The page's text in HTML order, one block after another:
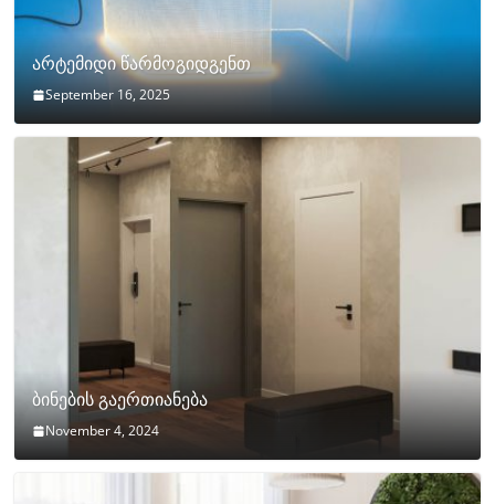
არტემიდი წარმოგიდგენთ
September 16, 2025
ბინების გაერთიანება
November 4, 2024